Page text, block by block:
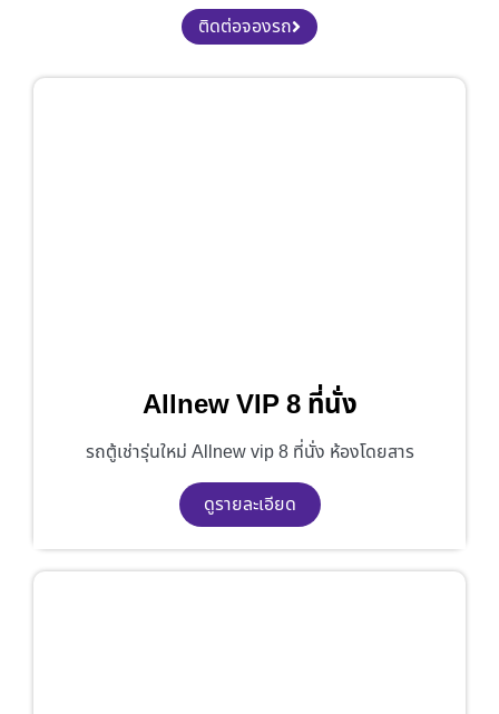
ติดต่อจองรถ
Allnew VIP 8 ที่นั่ง
รถตู้เช่ารุ่นใหม่ Allnew vip 8 ที่นั่ง ห้องโดยสาร
ดูรายละเอียด